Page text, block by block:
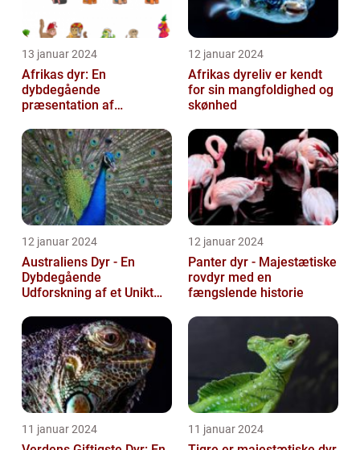
13 januar 2024
Afrikas dyr: En
dybdegående
præsentation af
dyreliv
12 januar 2024
Afrikas dyreliv er kendt
for sin mangfoldighed og
skønhed
12 januar 2024
Australiens Dyr - En
Dybdegående
Udforskning af et Unikt
12 januar 2024
Panter dyr - Majestætiske
rovdyr med en
fængslende historie
11 januar 2024 11 januar 2024